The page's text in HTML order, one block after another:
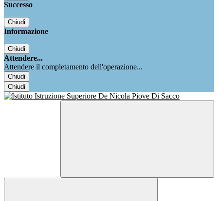
Successo
Chiudi
Informazione
Chiudi
Attendere...
Attendere il completamento dell'operazione...
Chiudi
Chiudi